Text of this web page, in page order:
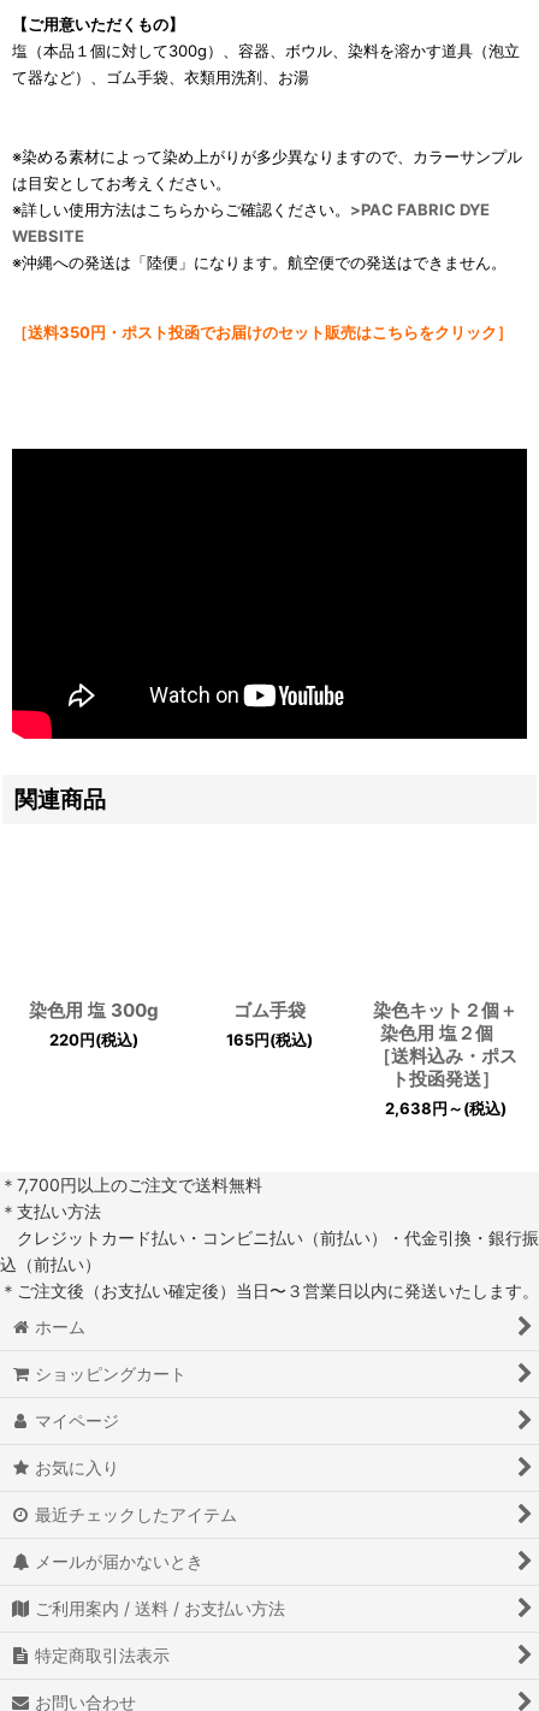
【ご用意いただくもの】
塩（本品１個に対して300g）、容器、ボウル、染料を溶かす道具（泡立
て器など）、ゴム手袋、衣類用洗剤、お湯
※染める素材によって染め上がりが多少異なりますので、カラーサンプル
は目安としてお考えください。
※詳しい使用方法はこちらからご確認ください。 >PAC FABRIC DYE
WEBSITE
※沖縄への発送は「陸便」になります。航空便での発送はできません。
［送料350円・ポスト投函でお届けのセット販売はこちらをクリック］
関連商品
染色用 塩 300g
220円(税込)
ゴム手袋
165円(税込)
染色キット２個＋
染色用 塩２個
［送料込み・ポス
ト投函発送］
2,638円～(税込)
＊7,700円以上のご注文で送料無料
＊支払い方法
クレジットカード払い・コンビニ払い（前払い）・代金引換・銀行振
込（前払い）
＊ご注文後（お支払い確定後）当日〜３営業日以内に発送いたします。
ホーム
ショッピングカート
マイページ
お気に入り
最近チェックしたアイテム
メールが届かないとき
ご利用案内 / 送料 / お支払い方法
特定商取引法表示
お問い合わせ